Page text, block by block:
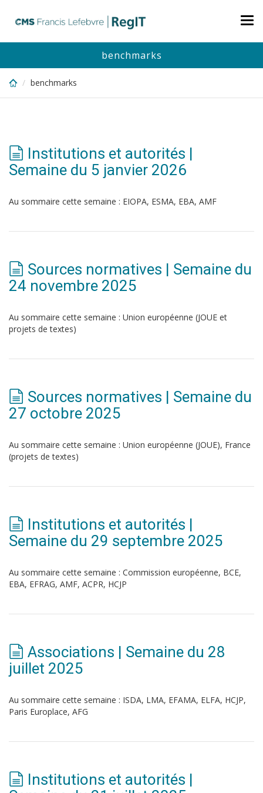
content
benchmarks
benchmarks
Institutions et autorités |
Semaine du 5 janvier 2026
Au sommaire cette semaine : EIOPA, ESMA, EBA, AMF
Sources normatives | Semaine du
24 novembre 2025
Au sommaire cette semaine : Union européenne (JOUE et
projets de textes)
Sources normatives | Semaine du
27 octobre 2025
Au sommaire cette semaine : Union européenne (JOUE), France
(projets de textes)
Institutions et autorités |
Semaine du 29 septembre 2025
Au sommaire cette semaine : Commission européenne, BCE,
EBA, EFRAG, AMF, ACPR, HCJP
Associations | Semaine du 28
juillet 2025
Au sommaire cette semaine : ISDA, LMA, EFAMA, ELFA, HCJP,
Paris Europlace, AFG
Institutions et autorités |